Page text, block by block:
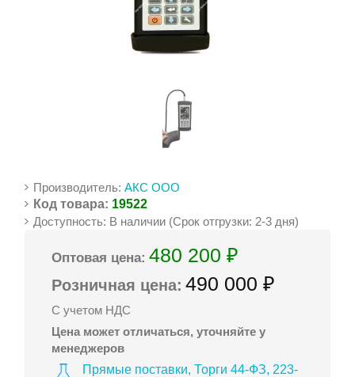
Производитель:АКС ООО
Код товара: 19522
Доступность: В наличии (Срок отгрузки: 2-3 дня)
Оптовая цена: 480 200 ₽
Розничная цена: 490 000 ₽
С учетом НДС
Цена может отличаться, уточняйте у
менеджеров
Прямые поставки, Торги 44-ФЗ, 223-